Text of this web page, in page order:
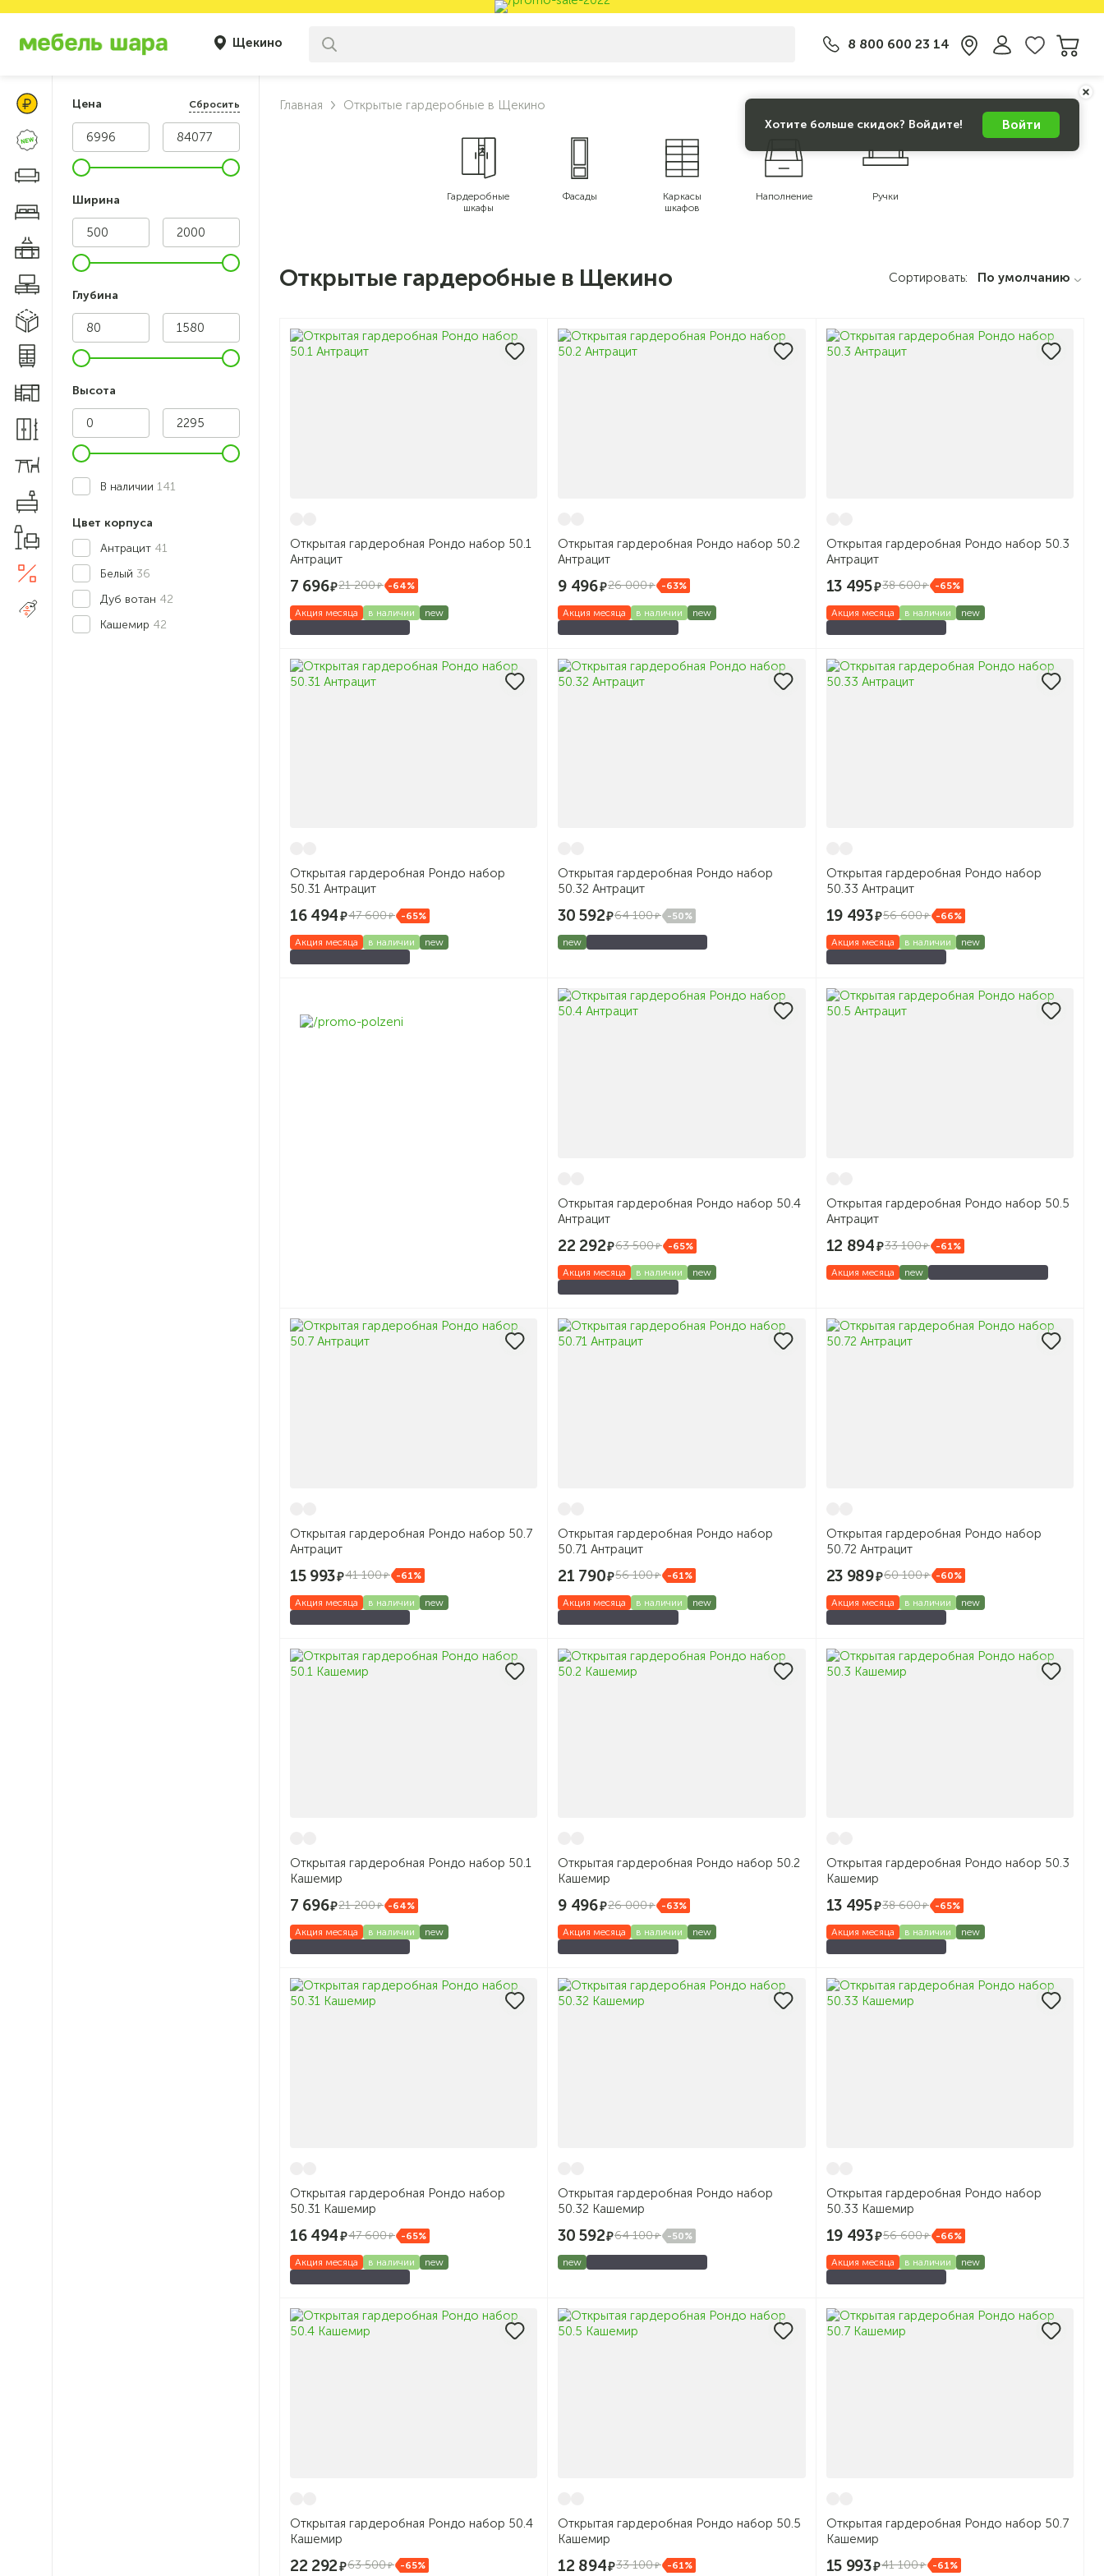
Хотите больше скидок? Войдите! Войти
Щекино 8 800 600 23 14
Цены Клуба Своих
Новинки
Диваны и кресла
Мебель для кухни
Модульные системы
Системы хранения
Мебель для детской
Шкафы и прихожие
Столы и стулья
Товары для дома
5
Распродажа
Цена Сбросить
Ширина
Глубина
Высота
В наличии 141
Цвет корпуса
Антрацит 41
Белый 36
Дуб вотан 42
Кашемир 42
Главная Открытые гардеробные в Щекино
Гардеробные
шкафы
Фасады
Каркасы
шкафов
Наполнение Ручки
Открытые гардеробные в Щекино Сортировать: По умолчанию
Открытая гардеробная Рондо набор 50.1
Антрацит
7 696 21 200 -64%
Акция месяца в наличии new
Открытая гардеробная Рондо набор 50.2
Антрацит
9 496 26 000 -63%
Акция месяца в наличии new
Открытая гардеробная Рондо набор 50.3
Антрацит
13 495 38 600 -65%
Акция месяца в наличии new
Открытая гардеробная Рондо набор
50.31 Антрацит
16 494 47 600 -65%
Акция месяца в наличии new
Открытая гардеробная Рондо набор
50.32 Антрацит
30 592 64 100 -50%
new
Открытая гардеробная Рондо набор
50.33 Антрацит
19 493 56 600 -66%
Акция месяца в наличии new
Открытая гардеробная Рондо набор 50.4
Антрацит
22 292 63 500 -65%
Акция месяца в наличии new
Открытая гардеробная Рондо набор 50.5
Антрацит
12 894 33 100 -61%
Акция месяца new
Открытая гардеробная Рондо набор 50.7
Антрацит
15 993 41 100 -61%
Акция месяца в наличии new
Открытая гардеробная Рондо набор
50.71 Антрацит
21 790 56 100 -61%
Акция месяца в наличии new
Открытая гардеробная Рондо набор
50.72 Антрацит
23 989 60 100 -60%
Акция месяца в наличии new
Открытая гардеробная Рондо набор 50.1
Кашемир
7 696 21 200 -64%
Акция месяца в наличии new
Открытая гардеробная Рондо набор 50.2
Кашемир
9 496 26 000 -63%
Акция месяца в наличии new
Открытая гардеробная Рондо набор 50.3
Кашемир
13 495 38 600 -65%
Акция месяца в наличии new
Открытая гардеробная Рондо набор
50.31 Кашемир
16 494 47 600 -65%
Акция месяца в наличии new
Открытая гардеробная Рондо набор
50.32 Кашемир
30 592 64 100 -50%
new
Открытая гардеробная Рондо набор
50.33 Кашемир
19 493 56 600 -66%
Акция месяца в наличии new
Открытая гардеробная Рондо набор 50.4
Кашемир
22 292 63 500 -65%
Открытая гардеробная Рондо набор 50.5
Кашемир
12 894 33 100 -61%
Открытая гардеробная Рондо набор 50.7
Кашемир
15 993 41 100 -61%